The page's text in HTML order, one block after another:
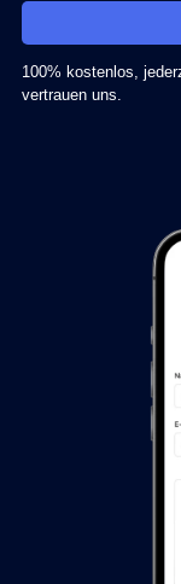
100% kostenlos,
vertrauen uns.